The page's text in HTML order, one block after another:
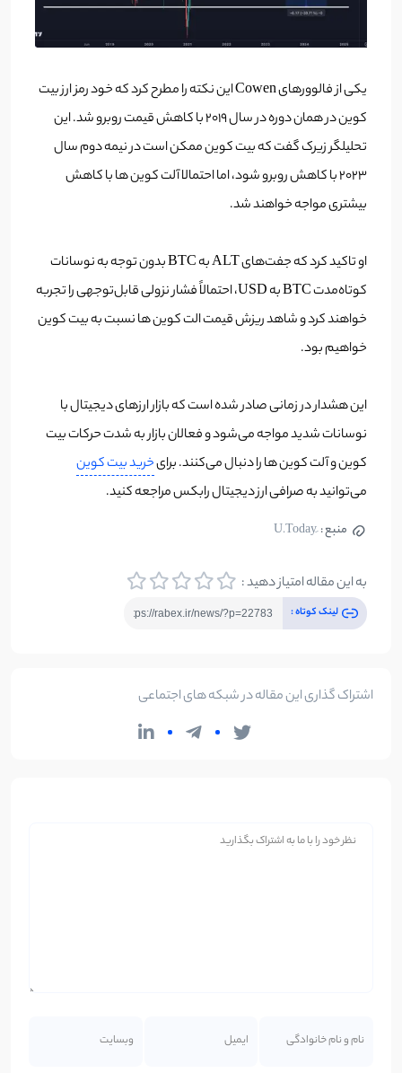
یکی از فالوور‌های Cowen این نکته را مطرح کرد که خود رمز ارز بیت
کوین در همان دوره در سال 2019 با کاهش قیمت روبرو شد. این
تحلیلگر زیرک گفت که بیت کوین ممکن است در نیمه دوم سال
2023 با کاهش روبرو شود، اما احتمالا آلت کوین ها با کاهش
بیشتری مواجه خواهند شد.
او تاکید کرد که جفت‌های ALT به BTC بدون توجه به نوسانات
کوتاه‌مدت BTC به USD، احتمالاً فشار نزولی قابل‌توجهی را تجربه
خواهند کرد و شاهد ریزش قیمت الت کوین ها نسبت به بیت کوین
خواهیم بود.
این هشدار در زمانی صادر شده است که بازار ارزهای دیجیتال با
نوسانات شدید مواجه می‌شود و فعالان بازار به شدت حرکات بیت
کوین و آلت کوین ها را دنبال می‌کنند. برایخرید بیت کوین
می‌توانید به صرافی ارز دیجیتال رابکس مراجعه کنید.
منبع :
به این مقاله امتیاز دهید :
لینک کوتاه :
اشتراک گذاری این مقاله در شبکه های اجتماعی